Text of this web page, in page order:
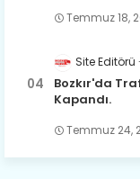
Temmuz 18,
Site Editörü
Bozkır'da
Kapandı.
Temmuz 24,